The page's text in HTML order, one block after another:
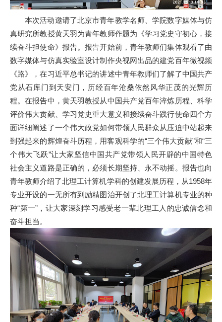
本次活动邀请了北京市青年教学名师、学院数字媒体与仿
真研究所教授黄天羽为青年教师作题为《学习党史守初心，接
续奋斗担使命》报告。报告开始前，青年教师们集体观看了由
数字媒体与仿真实验室设计制作央视网出品的建党百年微视频
《路》，在习近平总书记的讲述中青年教师们了解了中国共产
党从石库门到天安门，历经百年沧桑依然风华正茂的光辉历
程。在报告中，黄天羽教授从中国共产党百年淬炼历程、科学
评价伟大贡献、学习党史重大意义和接续奋斗践行使命四个方
面详细阐述了一个伟大政党如何带领人民群众从压迫中站起来
到强起来的辉煌奋斗历程，用客观科学的“三个伟大贡献”和“三
个伟大飞跃”让大家坚信中国共产党带领人民开辟的中国特色
社会主义道路是正确的，必须长期坚持、永不动摇。报告也向
青年教师介绍了北理工计算机学科的创建发展历程，从1958年
专业开设的一无所有到励精图治开创了北理工计算机专业的种
种“第一”，让大家深刻学习感受老一辈北理工人的忠诚信念和
奋斗担当。